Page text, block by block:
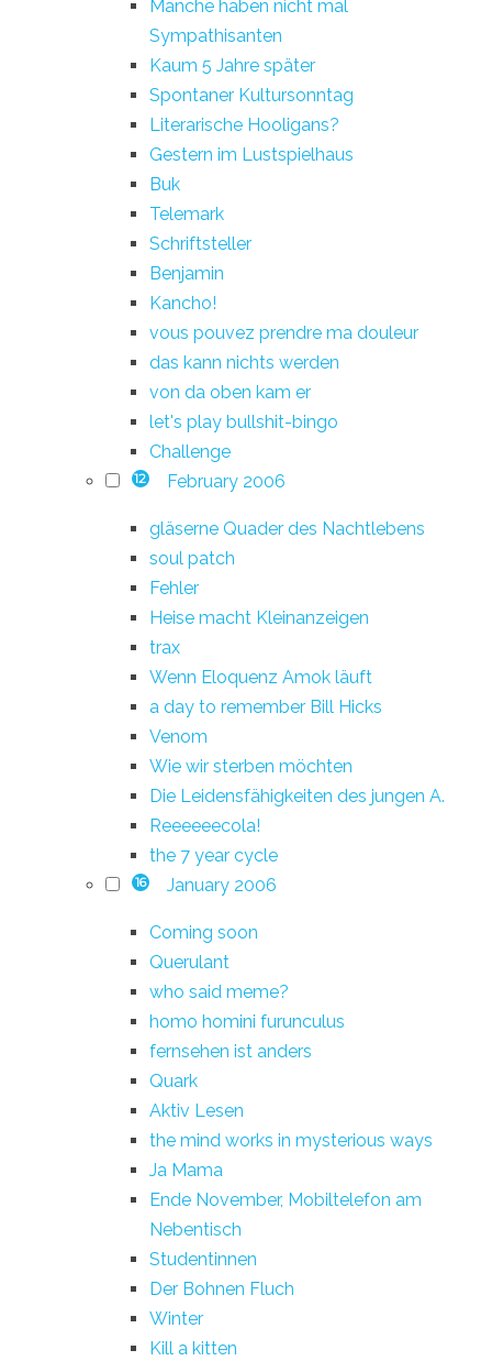
Manche haben nicht mal
Sympathisanten
Kaum 5 Jahre später
Spontaner Kultursonntag
Literarische Hooligans?
Gestern im Lustspielhaus
Buk
Telemark
Schriftsteller
Benjamin
Kancho!
vous pouvez prendre ma douleur
das kann nichts werden
von da oben kam er
let's play bullshit-bingo
Challenge
12 February 2006
gläserne Quader des Nachtlebens
soul patch
Fehler
Heise macht Kleinanzeigen
trax
Wenn Eloquenz Amok läuft
a day to remember Bill Hicks
Venom
Wie wir sterben möchten
Die Leidensfähigkeiten des jungen A.
Reeeeeecola!
the 7 year cycle
16 January 2006
Coming soon
Querulant
who said meme?
homo homini furunculus
fernsehen ist anders
Quark
Aktiv Lesen
the mind works in mysterious ways
Ja Mama
Ende November, Mobiltelefon am
Nebentisch
Studentinnen
Der Bohnen Fluch
Winter
Kill a kitten